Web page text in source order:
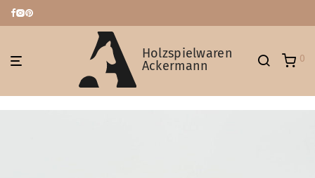
Holzspielwaren
Ackermann
0